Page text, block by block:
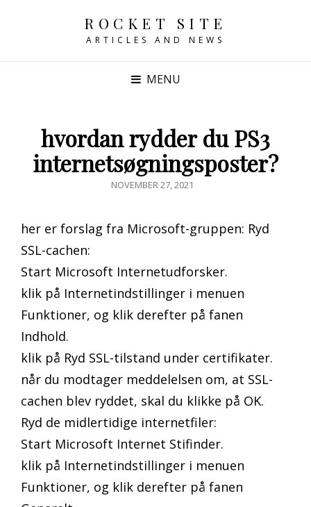
ROCKET SITE
ARTICLES AND NEWS
MENU
hvordan rydder du PS3
internetsøgningsposter?
POSTED
NOVEMBER 27, 2021
her er forslag fra Microsoft-gruppen: Ryd
SSL-cachen:
Start Microsoft Internetudforsker.
klik på Internetindstillinger i menuen
Funktioner, og klik derefter på fanen
Indhold.
klik på Ryd SSL-tilstand under certifikater.
når du modtager meddelelsen om, at SSL-
cachen blev ryddet, skal du klikke på OK.
Ryd de midlertidige internetfiler:
Start Microsoft Internet Stifinder.
klik på Internetindstillinger i menuen
Funktioner, og klik derefter på fanen